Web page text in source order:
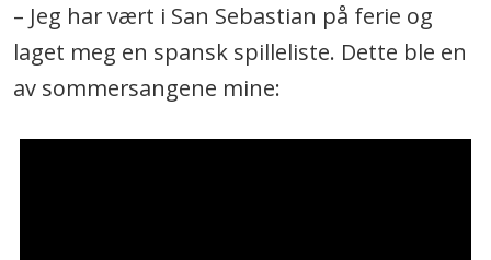
– Jeg har vært i San Sebastian på ferie og
laget meg en spansk spilleliste. Dette ble en
av sommersangene mine: